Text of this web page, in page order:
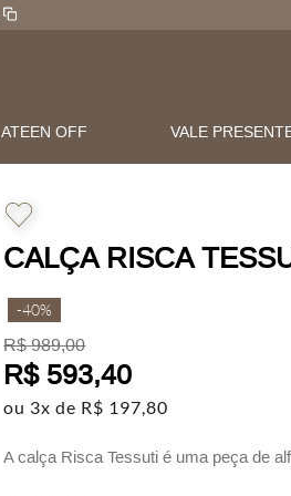
ATEEN OFF VALE
CALÇA RISCA
-40%
R$ 989,00
R$ 593,40
ou 3x de R$ 197,80
A calça Risca Tessuti é uma peça de